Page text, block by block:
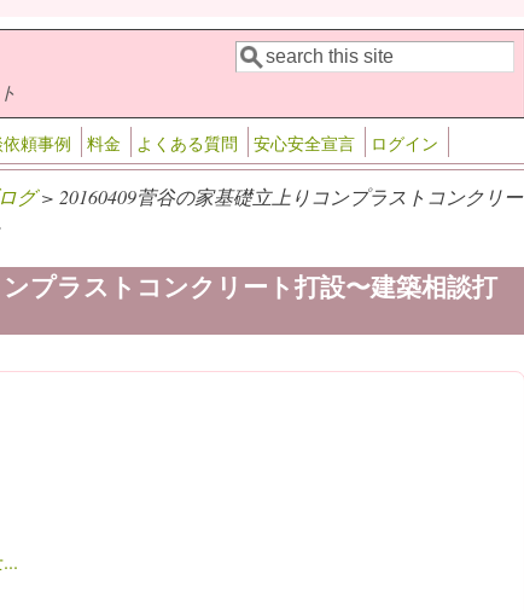
検索フォーム
検索
頼事例 料金 よくある質問 安心安全宣言 ログイン
グ> 20160409菅谷の家基礎立上りコンプラストコンクリー
ンプラストコンクリート打設〜建築相談打